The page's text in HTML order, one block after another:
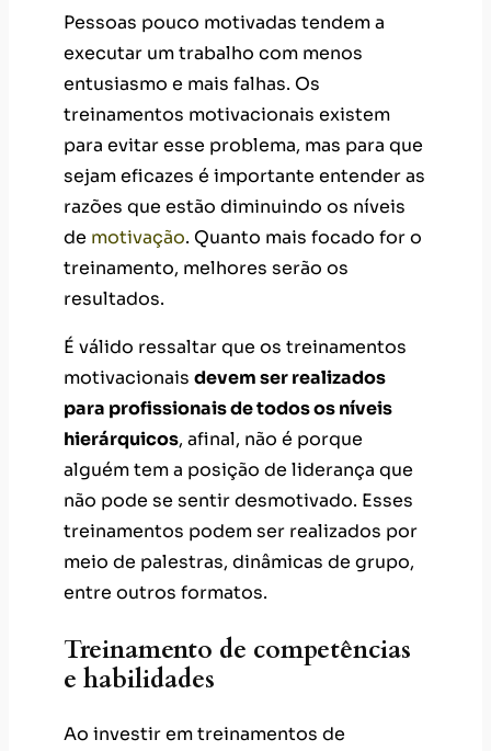
Pessoas pouco motivadas tendem a
executar um trabalho com menos
entusiasmo e mais falhas. Os
treinamentos motivacionais existem
para evitar esse problema, mas para que
sejam eficazes é importante entender as
razões que estão diminuindo os níveis
de motivação. Quanto mais focado for o
treinamento, melhores serão os
resultados.
É válido ressaltar que os treinamentos
motivacionais devem ser realizados
para profissionais de todos os níveis
hierárquicos, afinal, não é porque
alguém tem a posição de liderança que
não pode se sentir desmotivado. Esses
treinamentos podem ser realizados por
meio de palestras, dinâmicas de grupo,
entre outros formatos.
Treinamento de competências
e habilidades
Ao investir em treinamentos de